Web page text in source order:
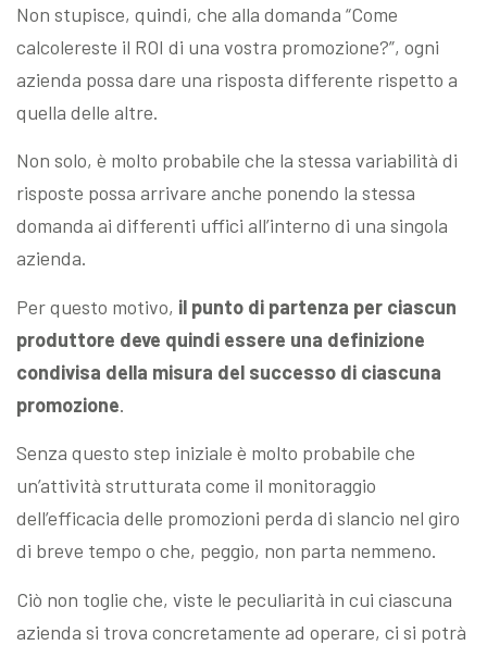
Non stupisce, quindi, che alla domanda “Come
calcolereste il ROI di una vostra promozione?”, ogni
azienda possa dare una risposta differente rispetto a
quella delle altre.
Non solo, è molto probabile che la stessa variabilità di
risposte possa arrivare anche ponendo la stessa
domanda ai differenti uffici all’interno di una singola
azienda.
Per questo motivo, il punto di partenza per ciascun
produttore deve quindi essere una definizione
condivisa della misura del successo di ciascuna
promozione.
Senza questo step iniziale è molto probabile che
un’attività strutturata come il monitoraggio
dell’efficacia delle promozioni perda di slancio nel giro
di breve tempo o che, peggio, non parta nemmeno.
Ciò non toglie che, viste le peculiarità in cui ciascuna
azienda si trova concretamente ad operare, ci si potrà